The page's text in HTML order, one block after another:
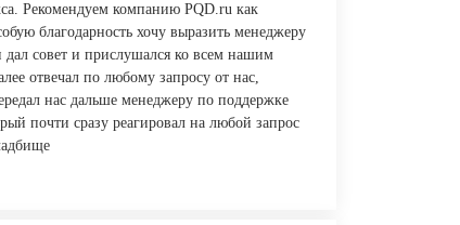
Рекомендуем компанию PQD.ru как
благодарность хочу выразить менеджеру
совет и прислушался ко всем нашим
отвечал по любому запросу от нас,
нас дальше менеджеру по поддержке
почти сразу реагировал на любой запрос